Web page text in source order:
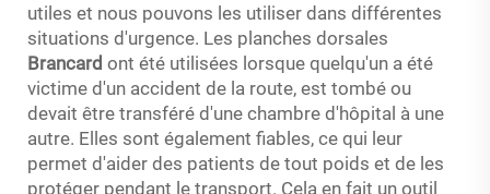
utiles et nous pouvons les utiliser dans différentes
situations d'urgence. Les planches dorsales
Brancard ont été utilisées lorsque quelqu'un a été
victime d'un accident de la route, est tombé ou
devait être transféré d'une chambre d'hôpital à une
autre. Elles sont également fiables, ce qui leur
permet d'aider des patients de tout poids et de les
protéger pendant le transport. Cela en fait un outil